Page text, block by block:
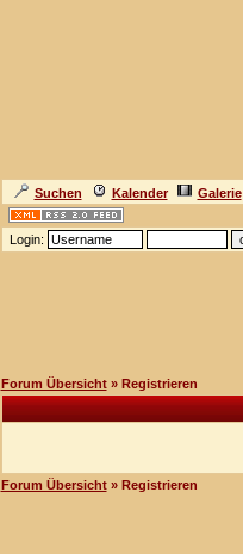
Suchen Kalender
Galerie
Login:
Forum Übersicht» Registrieren
Forum Übersicht» Registrieren